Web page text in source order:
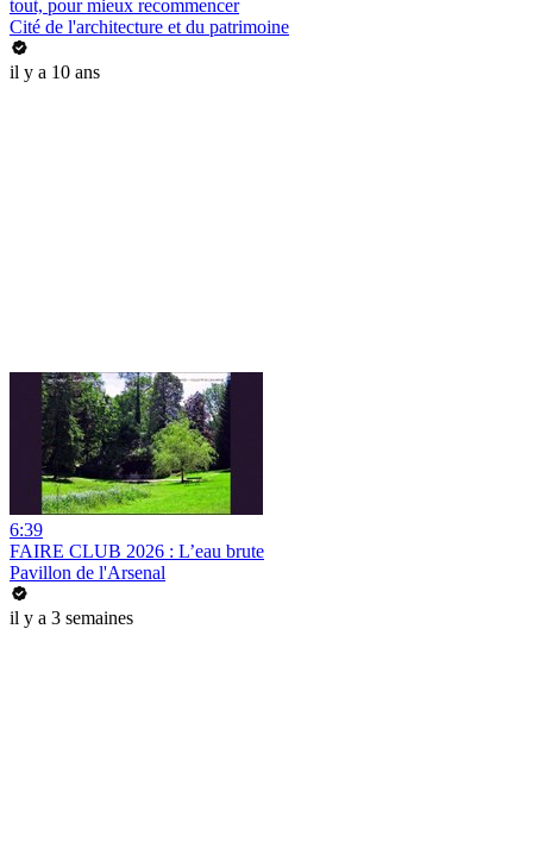
tout, pour mieux recommencer
Cité de l'architecture et du patrimoine
il y a 10 ans
6:39
FAIRE CLUB 2026 : L’eau brute
Pavillon de l'Arsenal
il y a 3 semaines